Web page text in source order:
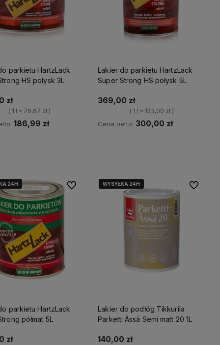
parkietu HartzLack
HS połysk 3L
zł
( 1 l = 76,67 zł )
186,99 zł
Lakier do parkietu HartzLack
Super Strong HS połysk 5L
369,00 zł
( 1 l = 123,00 zł )
Cena netto: 300,00 zł
24H
24H
parkietu HartzLack
półmat 5L
zł
Do ulubionychWYSYŁKA 24H
WYSYŁKA 24H
Lakier do podłóg Tikkurila
Parketti Ässä Semi matt 20 1L
140,00 zł
Do